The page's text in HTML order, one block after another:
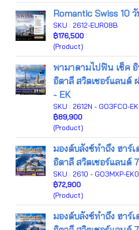
Romantic Swiss 10
SKU : 2612-EUR08B
฿176,500
(Product)
พามาดามไปฟิน เช็ค
อิตาลี สวิตเซอร์แลนด์
- EK
SKU : 2612N - GO3FCO-
฿89,900
(Product)
มองต์บลังซ์ทำถึง ฮาร์
อิตาลี สวิตเซอร์แลนด์
SKU : 2610 - GO3MXP-
฿72,900
(Product)
มองต์บลังซ์ทำถึง ฮาร์